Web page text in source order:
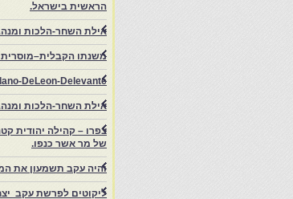
הראשית בישראל.
אילת השחר-הלכות
משנתו הקבלית–מוסרית
DeLeon-Delevante.
אילת השחר-הלכות
של מר אשר כנפו.
והיה עקב תשמעון את
ליקוטים לפרשת עקב